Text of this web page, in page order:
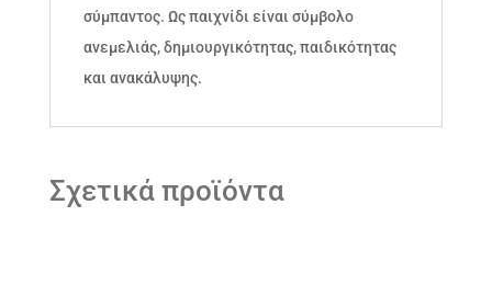
σύμπαντος. Ως παιχνίδι είναι σύμβολο
ανεμελιάς, δημιουργικότητας, παιδικότητας
και ανακάλυψης.
Σχετικά προϊόντα